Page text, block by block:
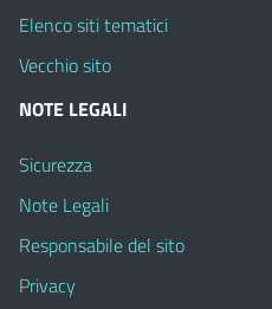
Elenco siti tematici
Vecchio sito
NOTE LEGALI
Sicurezza
Note Legali
Responsabile del sito
Privacy